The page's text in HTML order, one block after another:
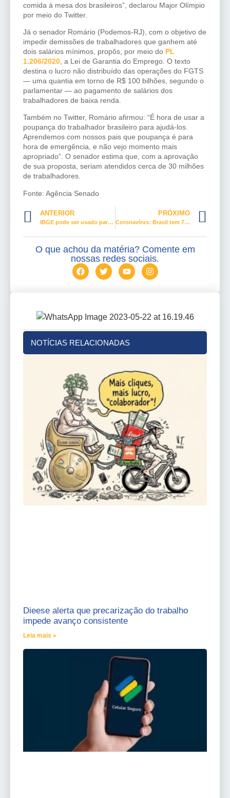
comida à mesa dos brasileiros”, declarou Major Olímpio
por meio do Twitter.
Já o senador Romário (Podemos-RJ), com o objetivo de
impedir demissões de trabalhadores que ganhem até
dois salários mínimos, propôs, por meio do PL
1.206/2020 , a Lei de Garantia do Emprego. O texto
destina o lucro não distribuído das operações do FGTS
— uma quantia em torno de R$ 100 bilhões, segundo o
parlamentar — ao pagamento de salários dos
trabalhadores de baixa renda.
Também no Twitter, Romário afirmou: “É hora de usar a
poupança do trabalhador brasileiro para ajudá-los.
Aprendemos com nossos pais que poupança é para
hora de emergência, e não vejo momento mais
apropriado”. O senador estima que, com a aprovação
de sua proposta, seriam atendidos cerca de 30 milhões
de trabalhadores.
Fonte: Agência Senado
ANTERIOR
IBGE pode ser usado para levantar número de infectados pelo coronavírus no país
PRÓXIMO
Coronavírus: Brasil tem 7.910 casos confirmados e 299 mortes
O que achou da matéria? Comente em
nossas redes sociais.
NOTÍCIAS RELACIONADAS
Dieese alerta que precarização do trabalho
impede avanço consistente
Leia mais »